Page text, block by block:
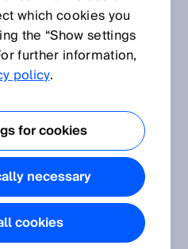
UNA
which cookies you
the “Show settings
further information,
policy.
for cookies
necessary
cookies